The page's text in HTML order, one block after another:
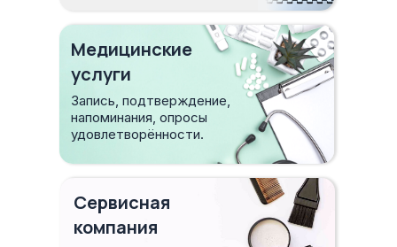
Сервисная
компания
Медицинские
услуги
Запись, подтверждение,
напоминания, опросы
удовлетворённости.